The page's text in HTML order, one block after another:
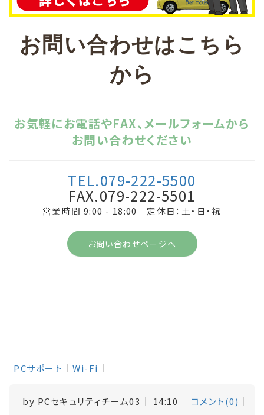
お問い合わせはこちら
から
お気軽にお電話やFAX、メールフォームから
お問い合わせください
TEL.079-222-5500
FAX.079-222-5501
営業時間 9:00 - 18:00 定休日：土・日・祝
お問い合わせページへ
PCサポート Wi-Fi
by PCセキュリティチーム03 14:10 コメント(0)